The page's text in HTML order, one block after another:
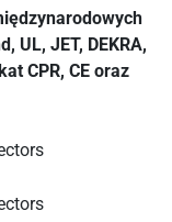
UL, JET, DEKRA,
CPR, CE oraz